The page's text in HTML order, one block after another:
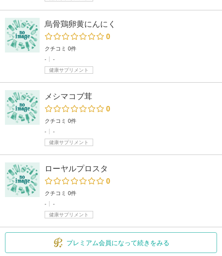
烏骨鶏卵黄にんにく
0
クチコミ 0件
-
-
健康サプリメント
メシマコブ茸
0
クチコミ 0件
-
-
健康サプリメント
ローヤルプロスタ
0
クチコミ 0件
-
-
健康サプリメント
プレミアム会員になって続きをみる